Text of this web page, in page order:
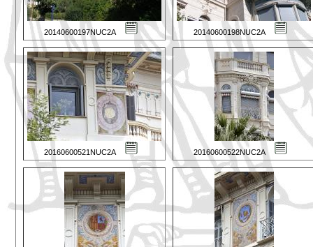
20140600197NUC2A 20140600198NUC2A
20160600521NUC2A 20160600522NUC2A